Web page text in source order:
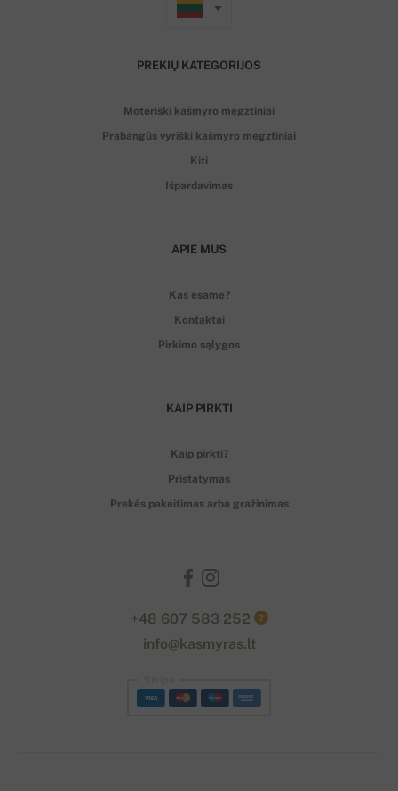
PREKIŲ KATEGORIJOS
Moteriški kašmyro megztiniai
Prabangūs vyriški kašmyro megztiniai
Kiti
Išpardavimas
APIE MUS
Kas esame?
Kontaktai
Pirkimo sąlygos
KAIP PIRKTI
Kaip pirkti?
Pristatymas
Prekės pakeitimas arba gražinimas
+48 607 583 252 ?
info@kasmyras.lt